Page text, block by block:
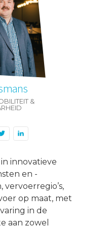
&
innovatieve
en -
op maat, met
in de
aan zowel